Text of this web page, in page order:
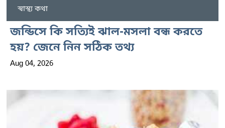
স্বাস্থ্য কথা
জন্ডিসে কি সত্যিই ঝাল-মসলা বন্ধ করতে
হয়? জেনে নিন সঠিক তথ্য
Aug 04, 2026